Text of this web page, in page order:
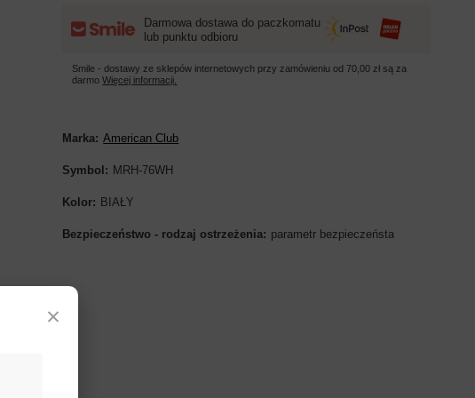
Darmowa dostawa do paczkomatu
lub punktu odbioru
Smile - dostawy ze sklepów internetowych przy zamówieniu od 70,00 zł są za
darmoWięcej informacji.
Marka American Club
Symbol MRH-76WH
Kolor BIAŁY
Bezpieczeństwo - rodzaj ostrzeżenia parametr bezpieczeństa
×